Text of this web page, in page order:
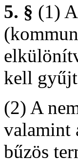
5. § (1)
kell
(2) A
valamint
bűzös